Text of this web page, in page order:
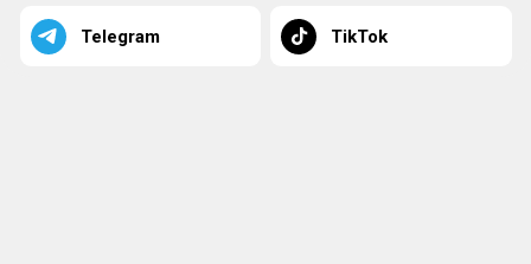
Telegram TikTok